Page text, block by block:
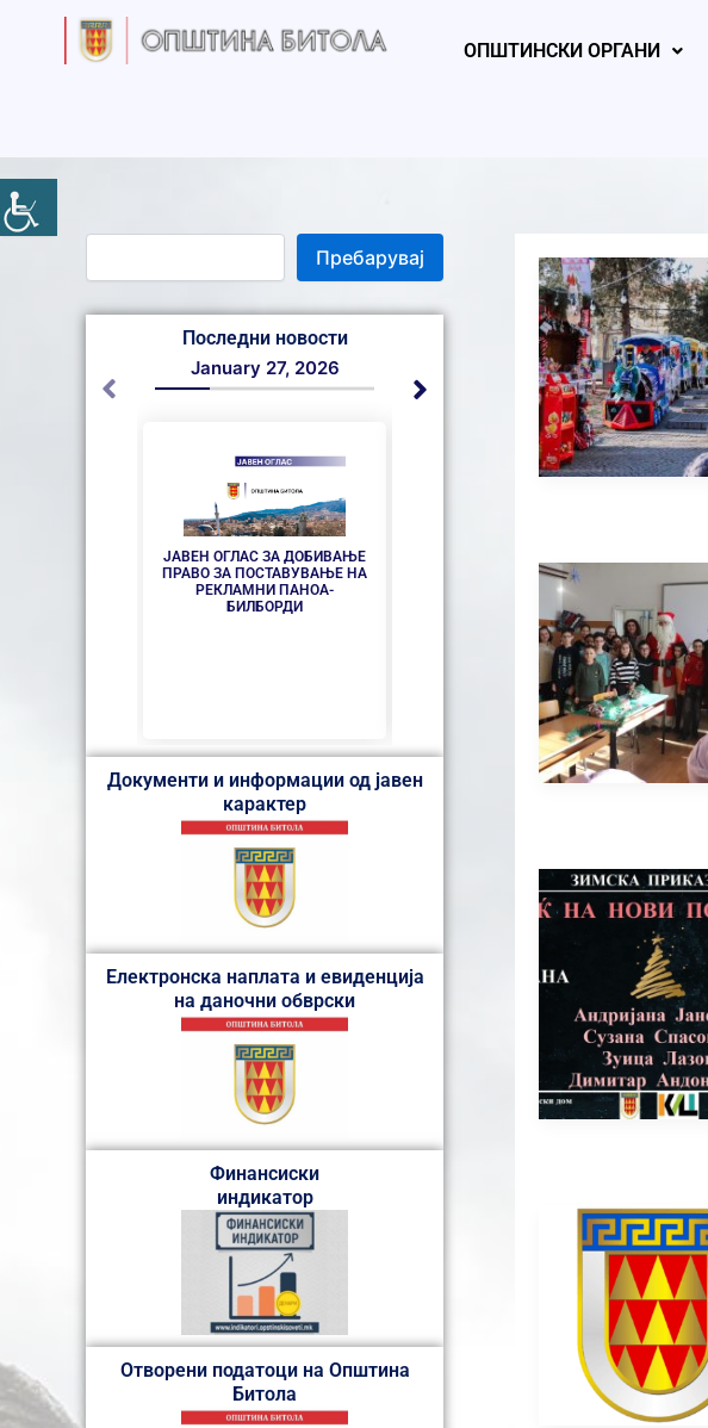
ОПШТИНСКИ ОРГАНИ
e
a
Пребарувај
Последни новости
ЈАВЕН ОГЛАС ЗА ДОБИВАЊЕ
ПРАВО ЗА ПОСТАВУВАЊЕ НА
РЕКЛАМНИ ПАНОА-
БИЛБОРДИ
January 27, 2026
ГОДИНАВА ГОЛЕМ ЈУБИЛЕЈ,
25 ГОДИНИ „БИТОЛА
ОТВОРЕН ГРАД“
January 27, 2026
Документи и информации од јавен
карактер
Електронска наплата и евиденција
на даночни обврски
Финансиски
индикатор
Отворени податоци на Општина
Битола